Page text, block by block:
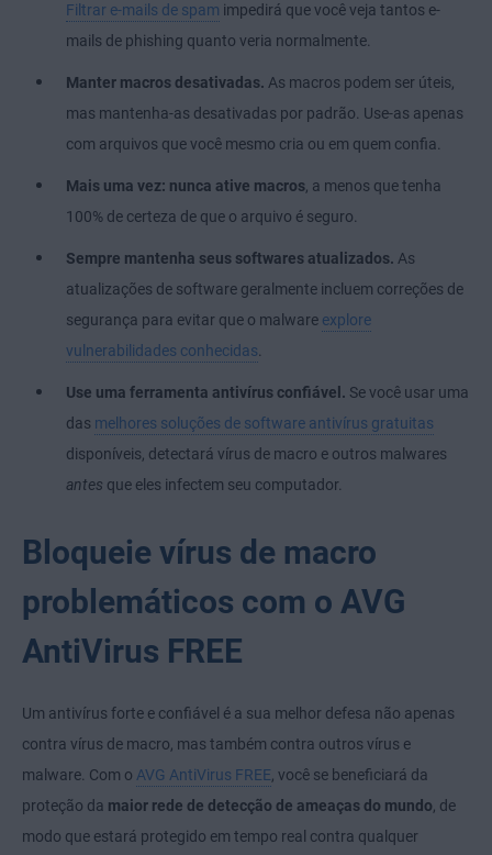
Filtrar e-mails de spam impedirá que você veja tantos e-
mails de phishing quanto ​veria normalmente.
Manter macros desativadas. As macros podem ser úteis,
mas mantenha-as desativadas por padrão. Use-as apenas
com arquivos que você mesmo cria ou em quem confia.
Mais uma vez: nunca ative macros, a menos que tenha
100% de certeza de que o arquivo é seguro.
Sempre mantenha seus softwares atualizados. As
atualizações de software geralmente incluem correções de
segurança para evitar que o malware explore
vulnerabilidades conhecidas.
Use uma ferramenta antivírus confiável. Se você usar uma
das melhores soluções de software antivírus gratuitas
disponíveis, detectará vírus de macro e outros malwares
antes que eles infectem seu computador.
Bloqueie vírus de macro
problemáticos com o AVG
AntiVirus FREE
Um antivírus forte e confiável é a sua melhor defesa não apenas
contra vírus de macro, mas também contra outros vírus e
malware. Com o AVG AntiVirus FREE, você se beneficiará da
proteção da maior rede de detecção de ameaças do mundo, de
modo que estará protegido em tempo real contra qualquer